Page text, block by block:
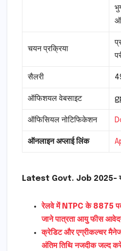
चयन प्रक्रिया
सैलरी
ऑफिशयल वेबसाइट
ऑफिसियल नोटिफिकेशन
ऑनलाइन अप्लाई लिंक
Latest Govt. Job 2025-
रेलवे में NTPC के 8875 पदों
जाने पात्रता आयु फीस
क्रेडिट और एग्रीकल्चर
अंतिम तिथि नजदीक जल्द